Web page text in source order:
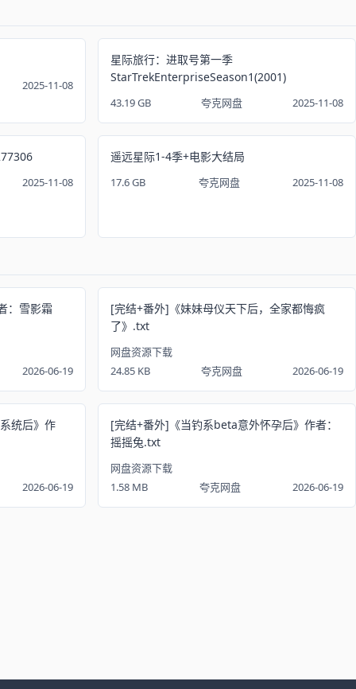
2025-11-08
星际旅行：进取号第一季
StarTrekEnterpriseSeason1(2001)
43.19 GB 夸克网盘 2025-11-08
2025-11-08
遥远星际1-4季+电影大结局
17.6 GB 夸克网盘 2025-11-08
：雪影霜
2026-06-19
[完结+番外]《妹妹母仪天下后，全家都悔疯
了》.txt
网盘资源下载
24.85 KB
夸克网盘 2026-06-19
统后》作
2026-06-19
[完结+番外]《当钓系beta意外怀孕后》作者：
摇摇兔.txt
网盘资源下载
1.58 MB
夸克网盘 2026-06-19